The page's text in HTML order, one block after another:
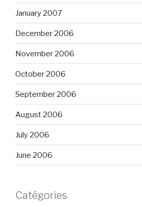
January 2007
December 2006
November 2006
October 2006
September 2006
August 2006
July 2006
June 2006
Catégories